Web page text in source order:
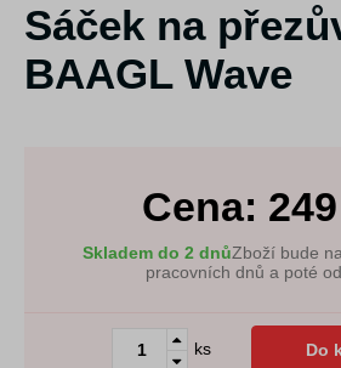
Sáček na
BAAGL Wave
Cena: 249
Skladem do 2 dnůZboží bude
pracovních dnů a poté
ks Do